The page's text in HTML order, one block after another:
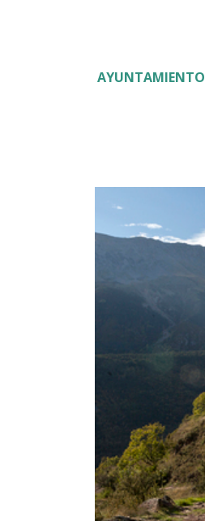
AYUNTAMIENTO